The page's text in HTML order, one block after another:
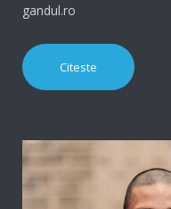
gandul.ro
Citeste